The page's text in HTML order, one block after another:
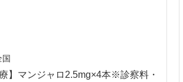
国
】マンジャロ2.5mg×4本※診察料・